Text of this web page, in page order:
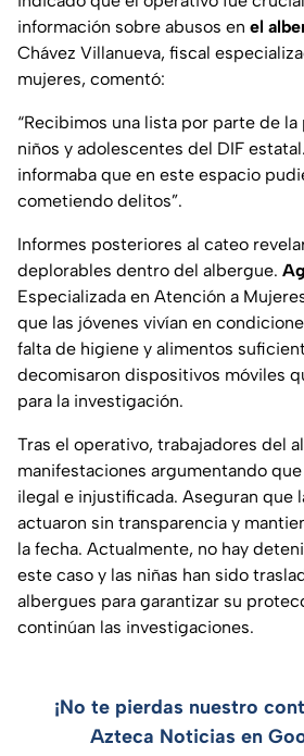
información sobre abusos en el
Chávez Villanueva, fiscal
mujeres, comentó:
“Recibimos una lista por parte de
niños y adolescentes del DIF
informaba que en este espacio
cometiendo delitos”.
Informes posteriores al cateo
deplorables dentro del albergue.
Especializada en Atención a
que las jóvenes vivían en
falta de higiene y alimentos
decomisaron dispositivos móviles
para la investigación.
Tras el operativo, trabajadores del
manifestaciones argumentando
ilegal e injustificada. Aseguran que
actuaron sin transparencia y
la fecha. Actualmente, no hay
este caso y las niñas han sido
albergues para garantizar su
continúan las investigaciones.
¡No te pierdas nuestro
Azteca Noticias en